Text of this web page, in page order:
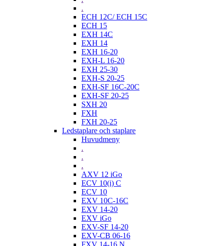
.
ECH 12C/ ECH 15C
ECH 15
EXH 14C
EXH 14
EXH 16-20
EXH-L 16-20
EXH 25-30
EXH-S 20-25
EXH-SF 16C-20C
EXH-SF 20-25
SXH 20
FXH
FXH 20-25
Ledstaplare och staplare
Huvudmeny
.
.
.
AXV 12 iGo
ECV 10(i) C
ECV 10
EXV 10C-16C
EXV 14-20
EXV iGo
EXV-SF 14-20
EXV-CB 06-16
FXV 14-16 N